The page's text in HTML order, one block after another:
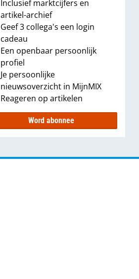
Inclusief marktcijfers en
artikel-archief
Geef 3 collega's een login
cadeau
Een openbaar persoonlijk
profiel
Je persoonlijke
nieuwsoverzicht in MijnMIX
Reageren op artikelen
Word abonnee